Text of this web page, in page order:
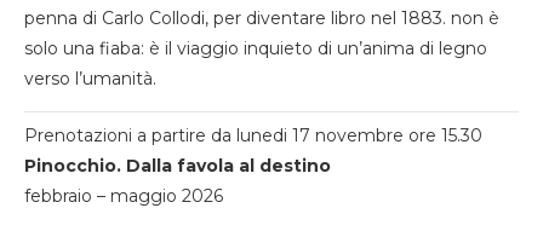
penna di Carlo Collodi, per diventare libro nel 1883. non è
solo una fiaba: è il viaggio inquieto di un’anima di legno
verso l’umanità.
Prenotazioni a partire da lunedi 17 novembre ore 15.30
Pinocchio. Dalla favola al destino
febbraio – maggio 2026